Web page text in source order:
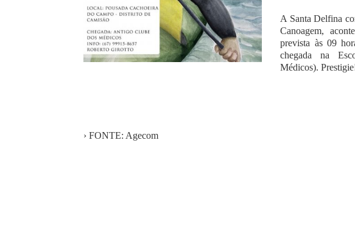
A Santa Delfina
Canoagem,
prevista às 09
chegada na
Médicos).
› FONTE: Agecom